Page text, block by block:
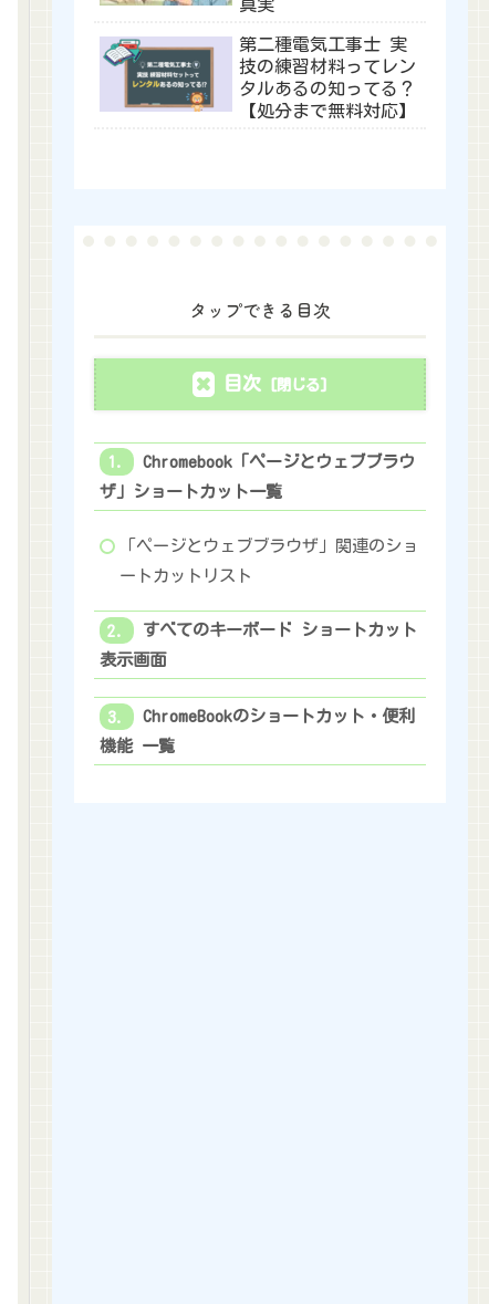
真実
第二種電気工事士 実
技の練習材料ってレン
タルあるの知ってる？
【処分まで無料対応】
タップできる目次
目次
Chromebook「ページとウェブブラウ
ザ」ショートカット一覧
「ページとウェブブラウザ」関連のショ
ートカットリスト
すべてのキーボード ショートカット
表示画面
ChromeBookのショートカット・便利
機能 一覧